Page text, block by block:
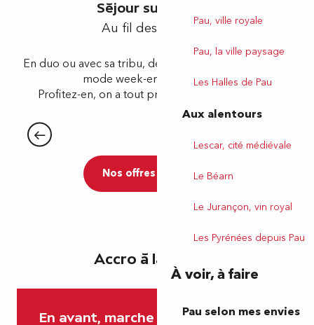
Pau, ville royale
Pau, la ville paysage
Les Halles de Pau
Aux alentours
Lescar, cité médiévale
Le Béarn
Le Jurançon, vin royal
Les Pyrénées depuis Pau
À voir, à faire
Pau selon mes envies
Séjour sur mesure
Au fil des 4 saisons
En duo ou avec sa tribu, de passage chez nous ou en
mode week-end en couple…
Profitez-en, on a tout prévu et on vous inspire !
Week-end en amoureux
Heureux à Pau
Nos offres de séjours
Accro à la rando ?
En avant, marche !